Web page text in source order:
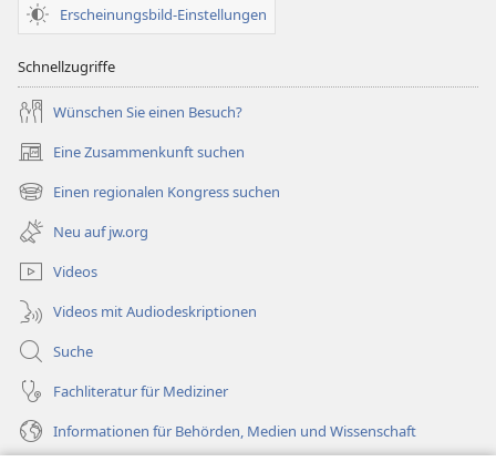
Erscheinungsbild-Einstellungen
Schnellzugriffe
Wünschen Sie einen Besuch?
Eine Zusammenkunft suchen
(öffnet
neues
Fenster)
Einen regionalen Kongress suchen
(öffnet
neues
Fenster)
Neu auf jw.org
Videos
Videos mit Audiodeskriptionen
Suche
Fachliteratur für Mediziner
Informationen für Behörden, Medien und Wissenschaft